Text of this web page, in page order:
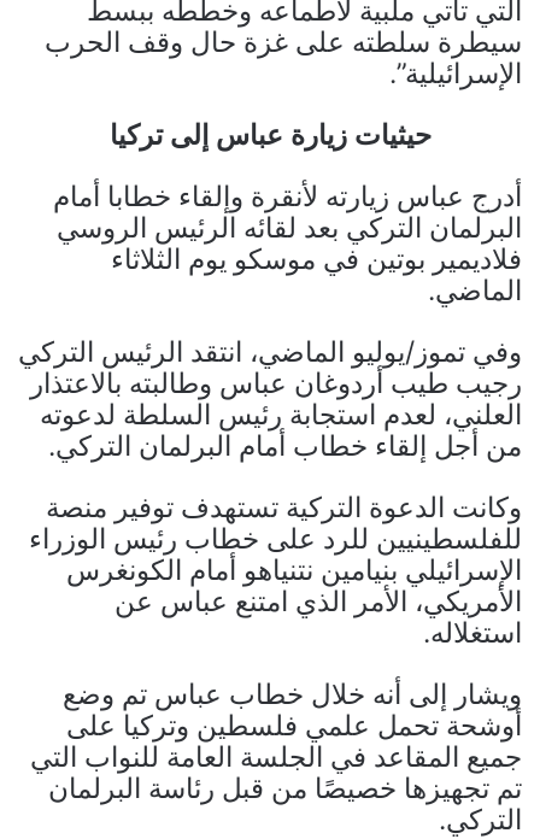
التي تأتي ملبية لأطماعه وخططه ببسط
سيطرة سلطته على غزة حال وقف الحرب
الإسرائيلية”.
حيثيات زيارة عباس إلى تركيا
أدرج عباس زيارته لأنقرة وإلقاء خطابا أمام
البرلمان التركي بعد لقائه الرئيس الروسي
فلاديمير بوتين في موسكو يوم الثلاثاء
الماضي.
وفي تموز/يوليو الماضي، انتقد الرئيس التركي
رجيب طيب أردوغان عباس وطالبته بالاعتذار
العلني، لعدم استجابة رئيس السلطة لدعوته
من أجل إلقاء خطاب أمام البرلمان التركي.
وكانت الدعوة التركية تستهدف توفير منصة
للفلسطينيين للرد على خطاب رئيس الوزراء
الإسرائيلي بنيامين نتنياهو أمام الكونغرس
الأمريكي، الأمر الذي امتنع عباس عن
استغلاله.
ويشار إلى أنه خلال خطاب عباس تم وضع
أوشحة تحمل علمي فلسطين وتركيا على
جميع المقاعد في الجلسة العامة للنواب التي
تم تجهيزها خصيصًا من قبل رئاسة البرلمان
التركي.